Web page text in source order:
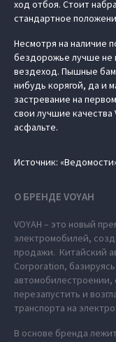
ход отбоя. Стоит
стандартное
Несмотря на наличие
бездорожье лучше не
вездеход. Пышные
нибудь корягой, да и
застревание на
свои лучшие качества
асфальте.
Источник:
О БРЕНДЕ VOYAH
VOYAH – это новый
электромобилей,
продажи. Китайский
Corporation,
перезапустить и
транспорта на
В основе бренда